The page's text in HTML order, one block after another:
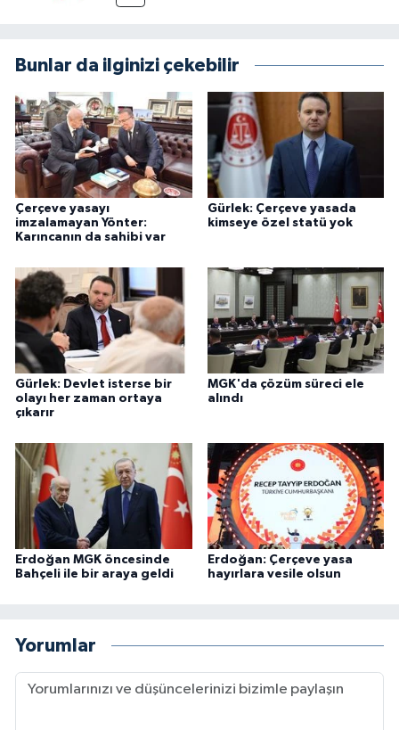
Bunlar da ilginizi çekebilir
Çerçeve yasayı
imzalamayan Yönter:
Karıncanın da sahibi var
Gürlek: Çerçeve yasada
kimseye özel statü yok
Gürlek: Devlet isterse bir
olayı her zaman ortaya
çıkarır
MGK'da çözüm süreci ele
alındı
Erdoğan MGK öncesinde
Bahçeli ile bir araya geldi
Erdoğan: Çerçeve yasa
hayırlara vesile olsun
Yorumlar